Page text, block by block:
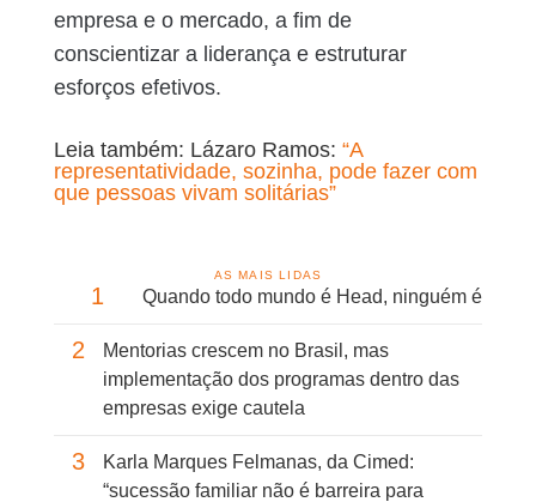
empresa e o mercado, a fim de
conscientizar a liderança e estruturar
esforços efetivos.
Leia também: Lázaro Ramos: “A
representatividade, sozinha, pode fazer com
que pessoas vivam solitárias”
AS MAIS LIDAS
1 Quando todo mundo é Head, ninguém é
2
Mentorias crescem no Brasil, mas
implementação dos programas dentro das
empresas exige cautela
3
Karla Marques Felmanas, da Cimed:
“sucessão familiar não é barreira para